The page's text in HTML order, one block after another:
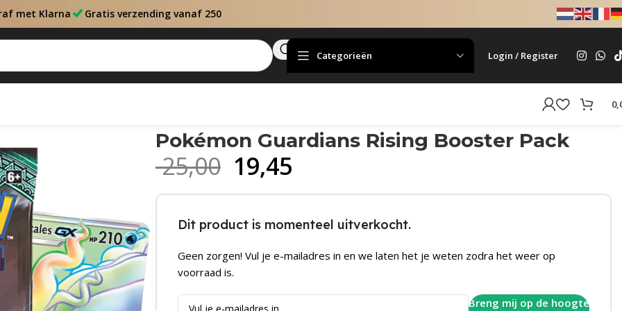
met Klarna Gratis verzending vanaf 250
Categorieën Login / Register
Pokémon Guardians Rising Booster Pack
25,00 19,45
Dit product is momenteel uitverkocht.
Geen zorgen! Vul je e-mailadres in en we laten het je weten zodra het weer op
voorraad is.
Breng mij op de hoogte